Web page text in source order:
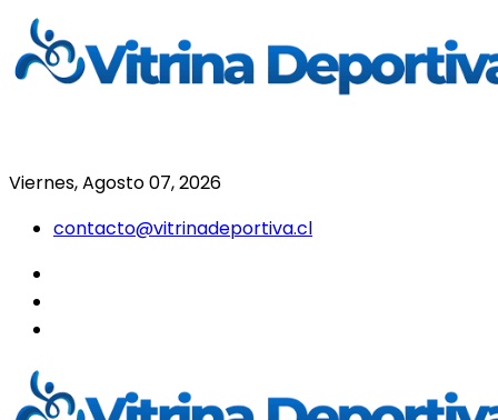
Saltar
al
contenido
Viernes, Agosto 07, 2026
contacto@vitrinadeportiva.cl